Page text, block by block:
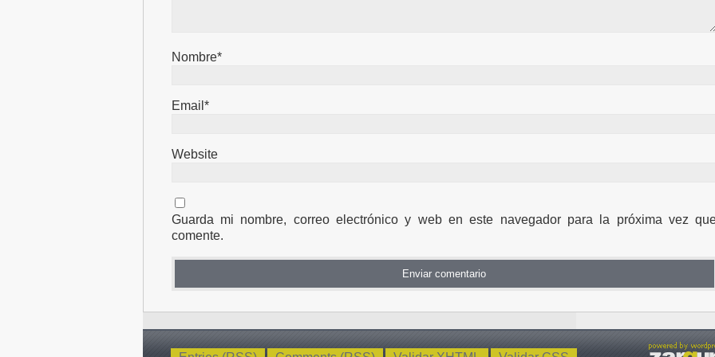
Nombre*
Email*
Website
Guarda mi nombre, correo electrónico y web en este navegador para la próxima vez
comente.